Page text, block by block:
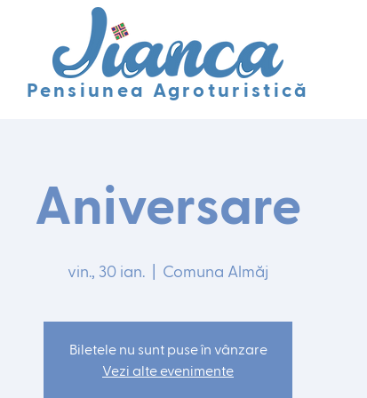
Pensiunea Agroturistică
Aniversare
vin., 30 ian. Comuna Almăj
Biletele nu sunt puse în vânzare
Vezi alte evenimente